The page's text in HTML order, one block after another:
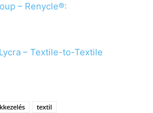
– Renycle®:
Lycra – Textile-to-Textile
textil